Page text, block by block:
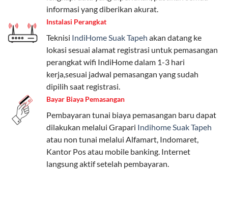
internet, komunikasi, atau hiburan.
Paket Easy cocok untuk kebutuhan dasar, Paket
Complete untuk yang menginginkan fitur lengkap,
dan Paket Dynamic IP untuk pengguna yang
memprioritaskan kecepatan internet tinggi.
Paket Telkomsel One dengan Kuota Keluarga
Salah satu fitur unggulan Telkomsel One adalah Paket
Kuota Keluarga. Dengan kuota hingga 30 GB, Anda
bisa membagikan internet kepada anggota keluarga
atau teman tanpa perlu khawatir kehabisan kuota.
Berikut adalah detailnya:
informasi yang diberikan akurat.
Instalasi Perangkat
Teknisi IndiHome Suak Tapeh akan datang ke
lokasi sesuai alamat registrasi untuk pemasangan
perangkat wifi IndiHome dalam 1-3 hari
kerja,sesuai jadwal pemasangan yang sudah
dipilih saat registrasi.
Bayar Biaya Pemasangan
Pembayaran tunai biaya pemasangan baru dapat
dilakukan melalui Grapari Indihome Suak Tapeh
atau non tunai melalui Alfamart, Indomaret,
Kantor Pos atau mobile banking. Internet
langsung aktif setelah pembayaran.